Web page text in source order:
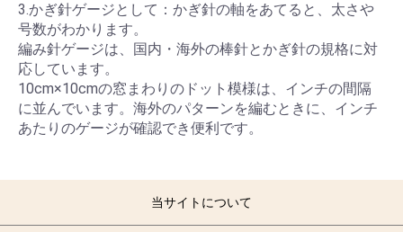
3.かぎ針ゲージとして：かぎ針の軸をあてると、太さや
号数がわかります。
編み針ゲージは、国内・海外の棒針とかぎ針の規格に対
応しています。
10cm×10cmの窓まわりのドット模様は、インチの間隔
に並んでいます。海外のパターンを編むときに、インチ
あたりのゲージが確認でき便利です。
当サイトについて